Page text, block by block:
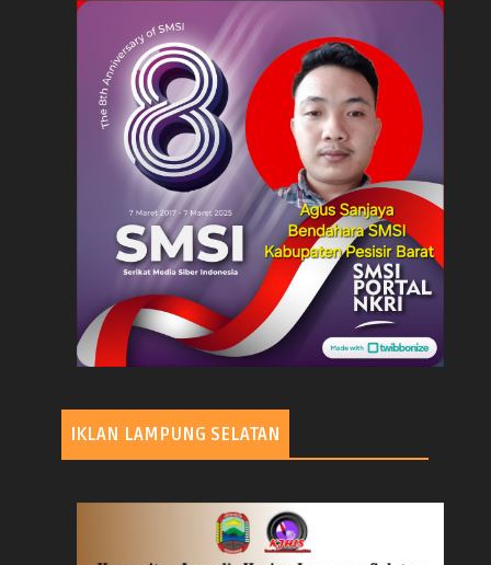
IKLAN LAMPUNG SELATAN